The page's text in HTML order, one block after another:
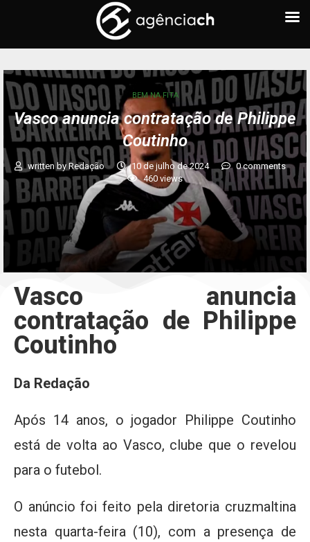
BEM NA FITA
Vasco anuncia contratação de Philippe
Coutinho
written by Redação 10 de julho de 2024
0 comments
460 views
Vasco anuncia
contratação de Philippe
Coutinho
Da Redação
Após 14 anos, o jogador Philippe Coutinho
está de volta ao Vasco, clube que o revelou
para o futebol.
O anúncio foi feito pela diretoria cruzmaltina
nesta quarta-feira (10), com a presença de